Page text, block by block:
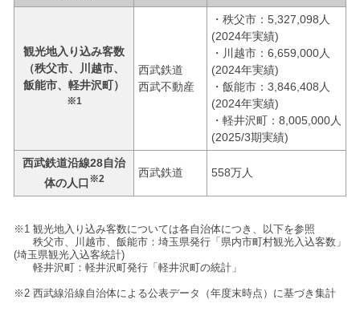
観光地入り込み客数
（秩父市、川越市、
飯能市、軽井沢町）
※1
西武鉄道
西武不動産
・秩父市：5,327,098人
(2024年実績)
・川越市：6,659,000人
(2024年実績)
・飯能市：3,846,408人
(2024年実績)
・軽井沢町：8,005,000人
(2025/3期実績)
西武鉄道沿線28自治
体の人口 ※2 西武鉄道 558万人
※1 観光地入り込み客数については各自治体につき、以下を参照
秩父市、川越市、飯能市：埼玉県発行「県内市町村観光入込客数」
(埼玉県観光入込客統計)
軽井沢町：軽井沢町発行「軽井沢町の統計」
※2 西武線沿線自治体による公表データ（年度末時点）に基づき集計